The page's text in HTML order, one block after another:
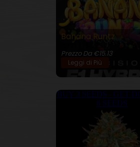
Banana Runtz
Prezzo Da €15.13
Leggi di Più
BUY 3 SEEDS - GET
6 SEEDS